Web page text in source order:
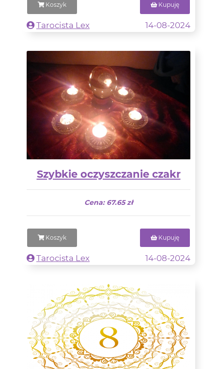
Koszyk Kupuję
Tarocista Lex 14-08-2024
Szybkie oczyszczanie czakr
Cena: 67.65 zł
Koszyk Kupuję
Tarocista Lex 14-08-2024